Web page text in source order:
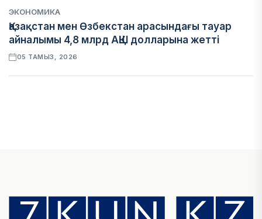
ЭКОНОМИКА
Қазақстан мен Өзбекстан арасындағы тауар
айналымы 4,8 млрд АҚШ долларына жетті
05 ТАМЫЗ, 2026
БИЛІК
«Бәйтерек» холдингінің инвестициялық және